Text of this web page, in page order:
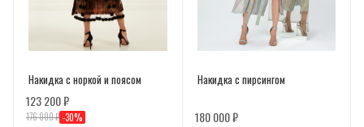
Накидка с норкой и поясом
123 200 ₽
176 000 ₽ -30%
Накидка с пирсингом
180 000 ₽